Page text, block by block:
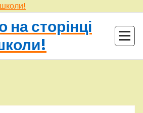
на сторінці